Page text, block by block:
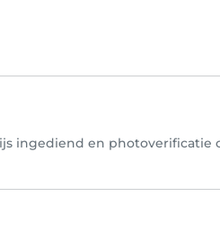
ingediend en photoverificatie